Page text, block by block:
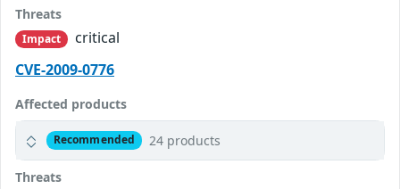
Threats
Impact
critical
CVE-2009-0776
Affected products
Recommended 24 products
Threats